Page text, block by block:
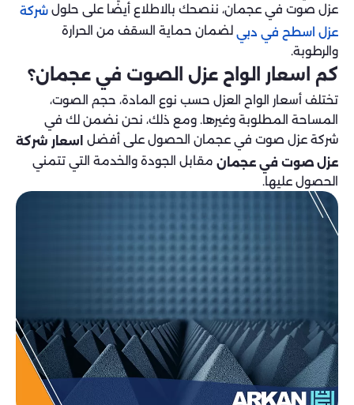
عزل صوت في عجمان، ننصحك بالاطلاع أيضًا على حلول شركة
عزل اسطح في دبي لضمان حماية السقف من الحرارة
والرطوبة.
كم اسعار الواح عزل الصوت في عجمان؟
تختلف أسعار الواح العزل حسب نوع المادة، حجم الصوت،
المساحة المطلوبة وغيرها. ومع ذلك، نحن نضمن لك في
شركة عزل صوت في عجمان الحصول على أفضل اسعار شركة
عزل صوت في عجمان مقابل الجودة والخدمة التي تتمني
الحصول عليها.